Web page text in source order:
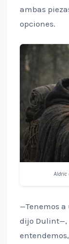
ambas
opciones.
Aldric
—Tenemos
dijo Dulint—,